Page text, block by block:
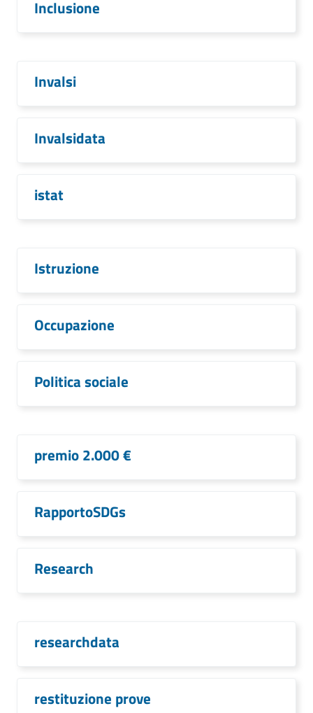
Inclusione
Invalsi
Invalsidata
istat
Istruzione
Occupazione
Politica sociale
premio 2.000 €
RapportoSDGs
Research
researchdata
restituzione prove